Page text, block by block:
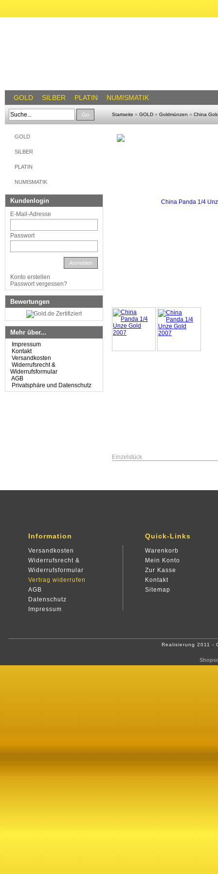
GOLD SILBER PLATIN NUMISMATIK
Go Startseite » GOLD » Goldmünzen » China
Einzelstück
GOLD
SILBER
PLATIN
NUMISMATIK
Kundenlogin
E-Mail-Adresse
Passwort
Anmelden
Konto erstellen
Passwort vergessen?
Bewertungen
Mehr über...
Impressum
Kontakt
Versandkosten
Widerrufsrecht &
Widerrufsformular
AGB
Privatsphäre und Datenschutz
Information
Versandkosten
Widerrufsrecht &
Widerrufsformular
Vertrag widerrufen
AGB
Datenschutz
Impressum
Quick-Links
Warenkorb
Mein Konto
Zur Kasse
Kontakt
Sitemap
Realisierung 2011 -